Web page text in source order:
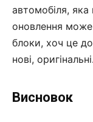
автомобіля,
оновлення може
блоки, хоч це
нові, оригінальні.
Висновок